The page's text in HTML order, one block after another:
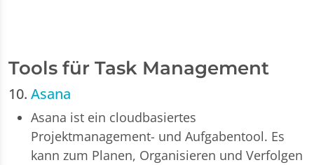
Tools für Task Management
10. Asana
Asana ist ein cloudbasiertes
Projektmanagement- und Aufgabentool. Es
kann zum Planen, Organisieren und Verfolgen